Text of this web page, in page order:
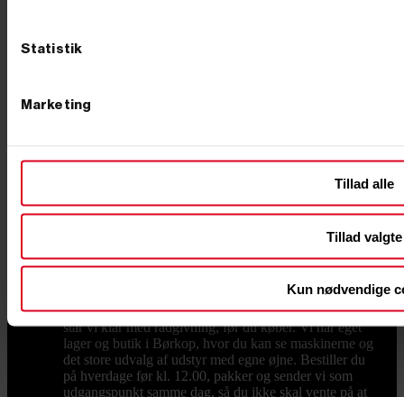
Statistik
Marketing
Tillad alle
Tillad valgte
Kun nødvendige
transport en god investering, så du selv kan køre
sliddele og reservedele og larvebånd finder du hos os,
så du hurtigt er i gang igen i stedet for at vente. Hvad
overkommelig pris, mens de store, fuldt udstyrede
maskiner ligger højere – som tommelfingerregel betaler
Vil du have mest maskine for pengene, så kig på, hvad
der reelt er inkluderet: en model med skovle og
hurtigskift fra start er ofte billigere end at købe det hele
løst bagefter. Er du i tvivl, så ring – vi sammensætter
budgettet. Køb din minigraver hos Primus Danmark Vi
ved, at en minigraver er en stor beslutning, og derfor
står vi klar med rådgivning, før du køber. Vi har eget
lager og butik i Børkop, hvor du kan se maskinerne og
det store udvalg af udstyr med egne øjne. Bestiller du
på hverdage før kl. 12.00, pakker og sender vi som
udgangspunkt samme dag, så du ikke skal vente på at